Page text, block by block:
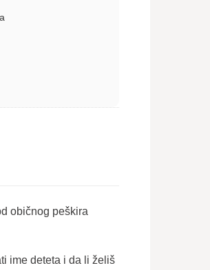
običnog peškira
ime deteta i da li želiš